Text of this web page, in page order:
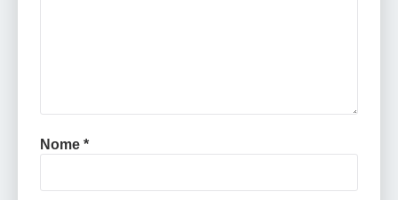
Nome *